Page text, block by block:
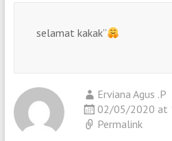
selamat kakak”
Erviana Agus .P
02/05/2020 at
Permalink